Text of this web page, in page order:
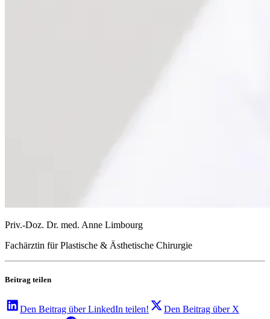
Priv.-Doz. Dr. med. Anne Limbourg
Fachärztin für Plastische & Ästhetische Chirurgie
Beitrag teilen
Den Beitrag überLinkedIn teilen! Den Beitrag über X